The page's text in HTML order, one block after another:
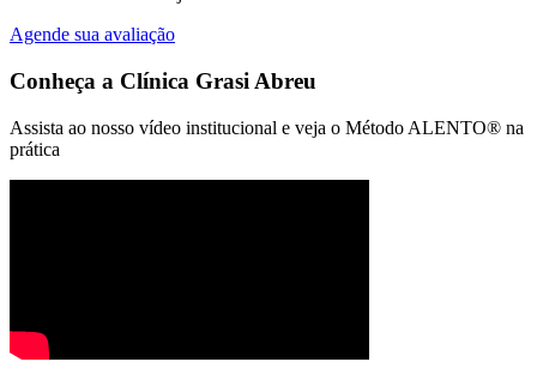
Agende sua avaliação
Conheça a Clínica Grasi Abreu
Assista ao nosso vídeo institucional e veja o Método ALENTO® na
prática